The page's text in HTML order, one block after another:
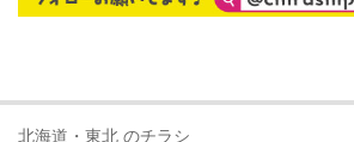
北海道・東北 のチラシ